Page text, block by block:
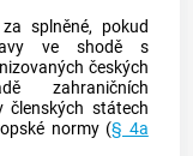
splněné, pokud
ve shodě s
českých
zahraničních
členských státech
normy (§ 4a